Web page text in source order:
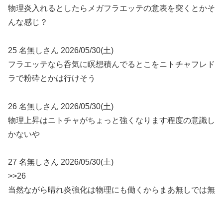
物理炎入れるとしたらメガフラエッテの意表を突くとかそ
んな感じ？
25 名無しさん 2026/05/30(土)
フラエッテなら呑気に瞑想積んでるとこをニトチャフレド
ラで粉砕とかは行けそう
26 名無しさん 2026/05/30(土)
物理上昇はニトチャがちょっと強くなります程度の意識し
かないや
27 名無しさん 2026/05/30(土)
>>26
当然ながら晴れ炎強化は物理にも働くからまあ無しでは無